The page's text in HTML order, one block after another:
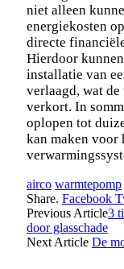
niet alleen
energiekosten
directe
Hierdoor
installatie van
verlaagd, wat
verkort. In
oplopen tot
kan maken voor
airco warmtepomp
Share. Facebook
Previous Article3
door glasschade
Next Article De